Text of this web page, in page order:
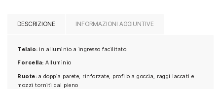
DESCRIZIONE INFORMAZIONI AGGIUNTIVE
Telaio: in alluminio a ingresso facilitato
Forcella: Alluminio
Ruote: a doppia parete, rinforzate, profilo a goccia, raggi laccati e
mozzi torniti dal pieno